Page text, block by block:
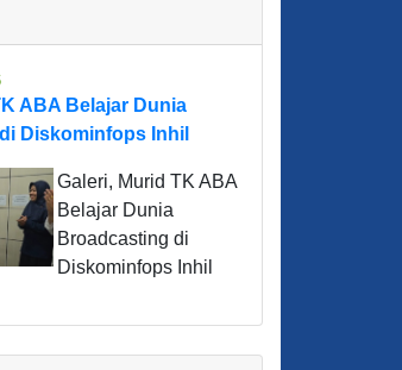
ABA Belajar Dunia
Diskominfops Inhil
Galeri, Murid TK ABA
Belajar Dunia
Broadcasting di
Diskominfops Inhil